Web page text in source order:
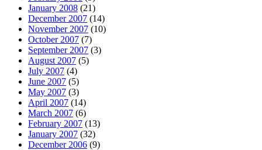
January 2008 (21)
December 2007 (14)
November 2007 (10)
October 2007 (7)
September 2007 (3)
August 2007 (5)
July 2007 (4)
June 2007 (5)
May 2007 (3)
April 2007 (14)
March 2007 (6)
February 2007 (13)
January 2007 (32)
December 2006 (9)